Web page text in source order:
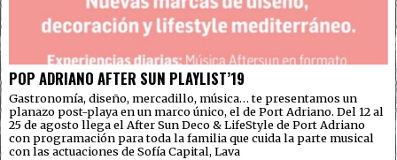
POP ADRIANO AFTER SUN PLAYLIST’19
Gastronomía, diseño, mercadillo, música… te presentamos un
planazo post-playa en un marco único, el de Port Adriano. Del 12 al
25 de agosto llega el After Sun Deco & LifeStyle de Port Adriano
con programación para toda la familia que cuida la parte musical
con las actuaciones de Sofía Capital, Lava